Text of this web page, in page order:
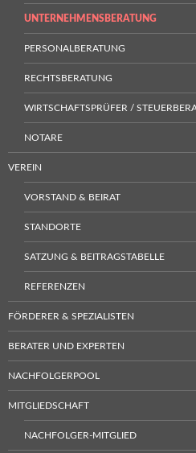
UNTERNEHMENSBERATUNG
PERSONALBERATUNG
RECHTSBERATUNG
WIRTSCHAFTSPRÜFER /
NOTARE
VEREIN
VORSTAND & BEIRAT
STANDORTE
SATZUNG & BEITRAGSTABELLE
REFERENZEN
FÖRDERER & SPEZIALISTEN
BERATER UND EXPERTEN
NACHFOLGERPOOL
MITGLIEDSCHAFT
NACHFOLGER-MITGLIED